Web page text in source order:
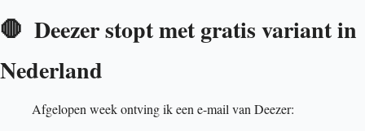
🛑 Deezer stopt met gratis variant in
Nederland
Afgelopen week ontving ik een e-mail van Deezer: